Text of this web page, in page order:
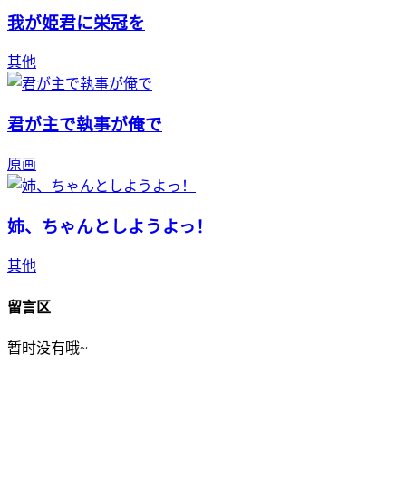
我が姫君に栄冠を
其他
君が主で執事が俺で
原画
姉、ちゃんとしようよっ！
其他
留言区
暂时没有哦~